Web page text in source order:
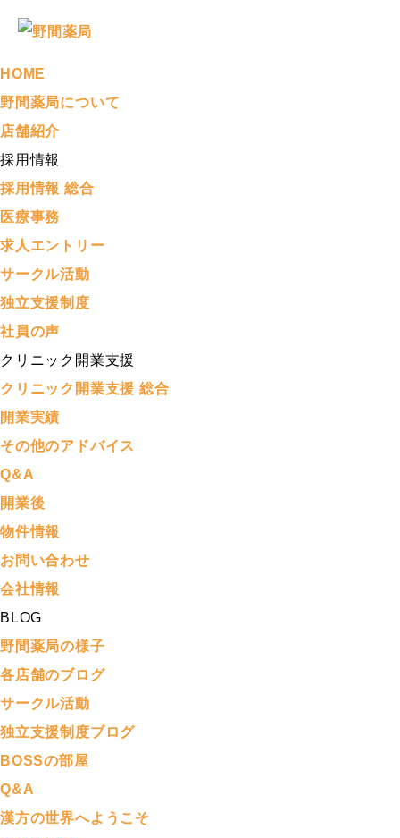
HOME
野間薬局について
店舗紹介
採用情報
採用情報 総合
医療事務
求人エントリー
サークル活動
独立支援制度
社員の声
クリニック開業支援
クリニック開業支援 総合
開業実績
その他のアドバイス
Q&A
開業後
物件情報
お問い合わせ
会社情報
BLOG
野間薬局の様子
各店舗のブログ
サークル活動
独立支援制度ブログ
BOSSの部屋
Q&A
漢方の世界へようこそ